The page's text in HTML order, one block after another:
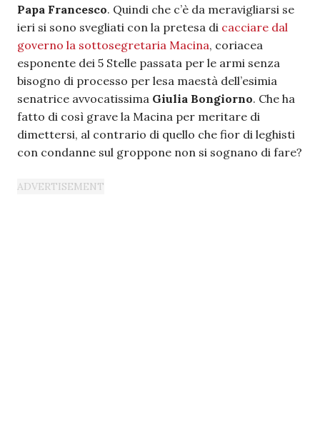
Papa Francesco. Quindi che c’è da meravigliarsi se
ieri si sono svegliati con la pretesa di cacciare dal
governo la sottosegretaria Macina, coriacea
esponente dei 5 Stelle passata per le armi senza
bisogno di processo per lesa maestà dell’esimia
senatrice avvocatissima Giulia Bongiorno. Che ha
fatto di così grave la Macina per meritare di
dimettersi, al contrario di quello che fior di leghisti
con condanne sul groppone non si sognano di fare?